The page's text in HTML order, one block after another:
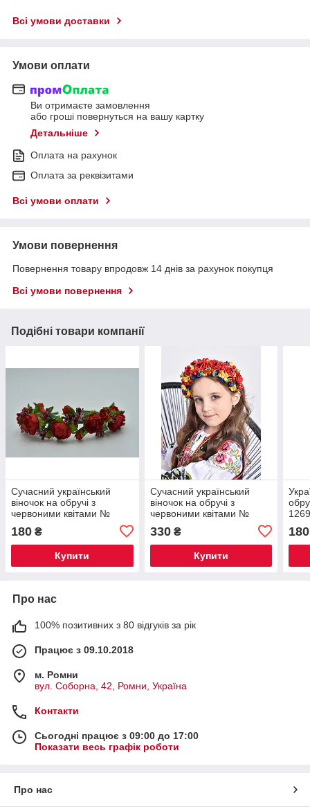
Всі умови доставки
Умови оплати
Ви отримаєте замовлення
або гроші повернуться на вашу картку
Детальніше
Оплата на рахунок
Оплата за реквізитами
Всі умови оплати
Умови повернення
Повернення товару впродовж 14 днів за рахунок покупця
Всі умови повернення
Подібні товари компанії
Сучасний український
віночок на обручі з
червоними квітами №
180 ₴
Купити
Сучасний український
віночок на обручі з
червоними квітами №
330₴
Купити
180
Про нас
100% позитивних з 80 відгуків за рік
Працює з 09.10.2018
м. Ромни
вул. Соборна, 42, Ромни, Україна
Контакти
Сьогодні працює з 09:00 до 17:00
Показати весь графік роботи
Про нас